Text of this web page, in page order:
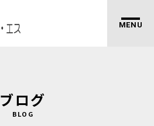
ブログ
BLOG